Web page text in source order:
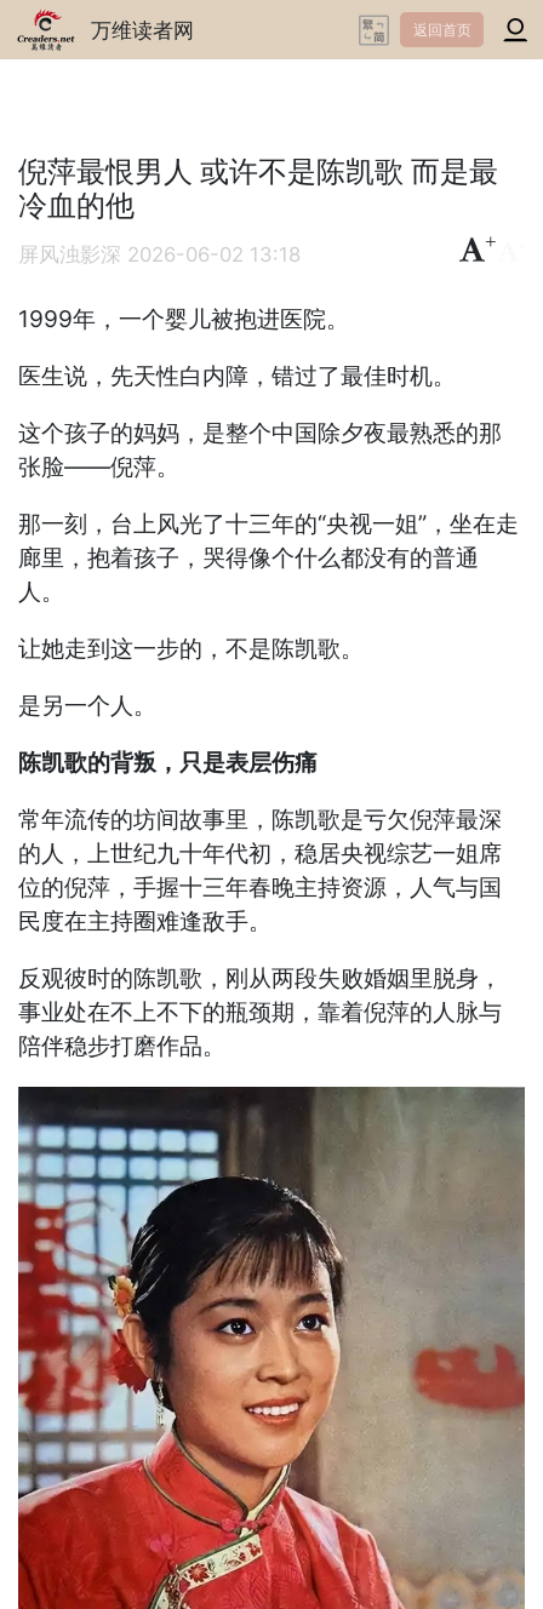
万维读者网 返回首页
倪萍最恨男人 或许不是陈凯歌 而是最
冷血的他
屏风浊影深 2026-06-02 13:18
+
1999年，一个婴儿被抱进医院。
医生说，先天性白内障，错过了最佳时机。
这个孩子的妈妈，是整个中国除夕夜最熟悉的那
张脸——倪萍。
那一刻，台上风光了十三年的“央视一姐”，坐在走
廊里，抱着孩子，哭得像个什么都没有的普通
人。
让她走到这一步的，不是陈凯歌。
是另一个人。
陈凯歌的背叛，只是表层伤痛
常年流传的坊间故事里，陈凯歌是亏欠倪萍最深
的人，上世纪九十年代初，稳居央视综艺一姐席
位的倪萍，手握十三年春晚主持资源，人气与国
民度在主持圈难逢敌手。
反观彼时的陈凯歌，刚从两段失败婚姻里脱身，
事业处在不上不下的瓶颈期，靠着倪萍的人脉与
陪伴稳步打磨作品。